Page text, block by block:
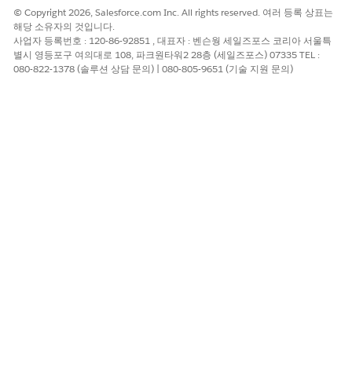
조직에서 위험이 미치는 재정 또는 운영상의 영향을 타사로 전달하
려는 경우 이 템플릿을 사용합니다.
사용하는 경우: 내부적으로 위험을 완전히 완화할 수는 없지만,
폴아웃으로부터 비즈니스를 보호할 수 있습니다.
© Copyright 2026, Salesforce.com Inc. All rights reserved. 여러 등록 상표는
해당 소유자의 것입니다.
사업자 등록번호 : 120-86-92851 , 대표자 : 벤슨웡 세일즈포스 코리아 서울특
별시 영등포구 여의대로 108, 파크원타워2 28층 (세일즈포스) 07335 TEL :
080-822-1378 (솔루션 상담 문의) | 080-805-9651 (기술 지원 문의)